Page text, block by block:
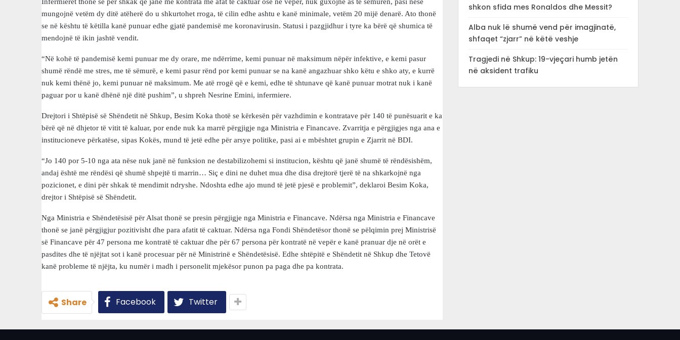
mungojnë vetëm dy ditë atëherë do u shkurtohet rroga, të cilin edhe ashtu e kanë minimale, vetëm 20 mijë denarë. Ato thonë
se në kështu të këtilla kanë punuar edhe gjatë pandemisë me koronavirusin. Statusi i pazgjidhur i tyre ka bërë që shumica të
mendojnë të ikin jashtë vendit.
“Në kohë të pandemisë kemi punuar me dy orare, me ndërrime, kemi punuar në maksimum nëpër infektive, e kemi pasur
shumë rëndë me stres, me të sëmurë, e kemi pasur rënd por kemi punuar se na kanë angazhuar shko këtu e shko aty, e kurrë
nuk kemi thënë jo, kemi punuar në maksimum. Me atë rrogë që e kemi, edhe të shtunave që kanë punuar motrat nuk i kanë
paguar por u kanë dhënë një ditë pushim”, u shpreh Nesrine Emini, infermiere.
Drejtori i Shtëpisë së Shëndetit në Shkup, Besim Koka thotë se kërkesën për vazhdimin e kontratave për 140 të punësuarit e ka
bërë që në dhjetor të vitit të kaluar, por ende nuk ka marrë përgjigje nga Ministria e Financave. Zvarritja e përgjigjes nga ana e
institucioneve përkatëse, sipas Kokës, mund të jetë edhe për arsye politike, pasi ai e mbështet grupin e Zjarrit në BDI.
“Jo 140 por 5-10 nga ata nëse nuk janë në funksion ne destabilizohemi si institucion, kështu që janë shumë të rëndësishëm,
andaj është me rëndësi që shumë shpejtë ti marrin… Siç e dini ne duhet mua dhe disa drejtorë tjerë të na shkarkojnë nga
pozicionet, e dini për shkak të mendimit ndryshe. Ndoshta edhe ajo mund të jetë pjesë e problemit”, deklaroi Besim Koka,
drejtor i Shtëpisë së Shëndetit.
Nga Ministria e Shëndetësisë për Alsat thonë se presin përgjigje nga Ministria e Financave. Ndërsa nga Ministria e Financave
thonë se janë përgjigjur pozitivisht dhe para afatit të caktuar. Ndërsa nga Fondi Shëndetësor thonë se pëlqimin prej Ministrisë
së Financave për 47 persona me kontratë të caktuar dhe për 67 persona për kontratë në vepër e kanë pranuar dje në orët e
pasdites dhe të njëjtat sot i kanë procesuar për në Ministrinë e Shëndetësisë. Edhe shtëpitë e Shëndetit në Shkup dhe Tetovë
kanë probleme të njëjta, ku numër i madh i personelit mjekësor punon pa paga dhe pa kontrata.
Share Facebook Twitter
shkon sfida mes Ronaldos dhe Messit?
Alba nuk lë shumë vend për imagjinatë,
shfaqet “zjarr” në këtë veshje
Tragjedi në Shkup: 19-vjeçari humb jetën
në aksident trafiku